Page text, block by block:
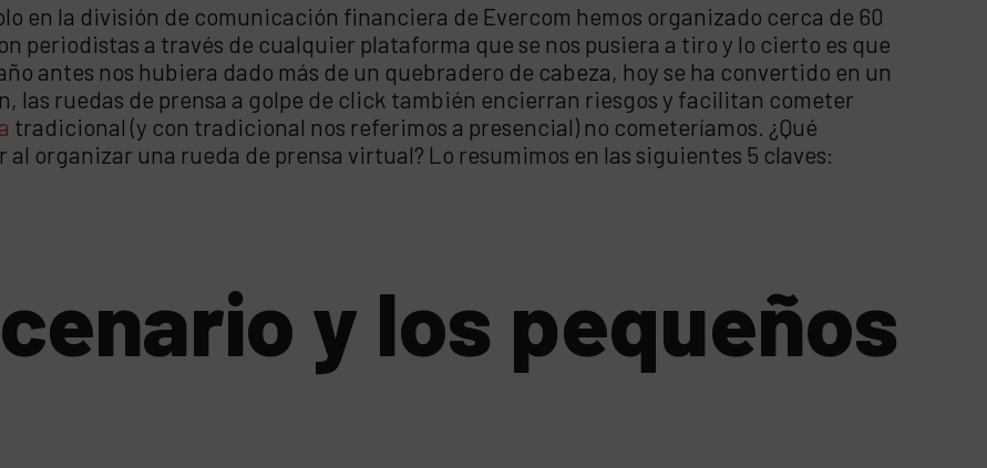
en la división de comunicación financiera de Evercom hemos organizado cerca de 60
periodistas a través de cualquier plataforma que se nos pusiera a tiro y lo cierto es que
antes nos hubiera dado más de un quebradero de cabeza, hoy se ha convertido en un
las ruedas de prensa a golpe de click también encierran riesgos y facilitan cometer
tradicional (y con tradicional nos referimos a presencial) no cometeríamos. ¿Qué
organizar una rueda de prensa virtual? Lo resumimos en las siguientes 5 claves:
y los pequeños